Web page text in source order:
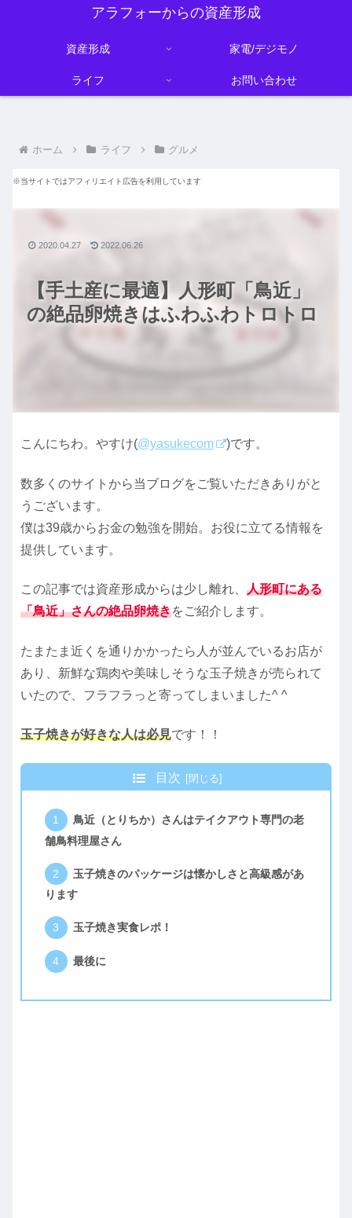
アラフォーからの資産形成
資産形成 家電/デジモノ
ライフ お問い合わせ
ホーム ライフ グルメ
※当サイトではアフィリエイト広告を利用しています
【手土産に最適】人形町「鳥近」
の絶品卵焼きはふわふわトロトロ
2020.04.27 2022.06.26
こんにちわ。やすけ(@yasukecom )です。
数多くのサイトから当ブログをご覧いただきありがと
うございます。
僕は39歳からお金の勉強を開始。お役に立てる情報を
提供しています。
この記事では資産形成からは少し離れ、 人形町にある
「鳥近」さんの絶品卵焼きをご紹介します。
たまたま近くを通りかかったら人が並んでいるお店が
あり、新鮮な鶏肉や美味しそうな玉子焼きが売られて
いたので、フラフラっと寄ってしまいました^ ^
玉子焼きが好きな人は必見です！！
目次
鳥近（とりちか）さんはテイクアウト専門の老
舗鳥料理屋さん
玉子焼きのパッケージは懐かしさと高級感があ
ります
玉子焼き実食レポ！
最後に